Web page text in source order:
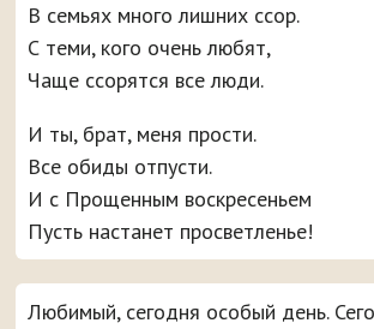
В семьях много лишних ссор.
С теми, кого очень любят,
Чаще ссорятся все люди.
И ты, брат, меня прости.
Все обиды отпусти.
И с Прощенным воскресеньем
Пусть настанет просветленье!
Любимый, сегодня особый день.